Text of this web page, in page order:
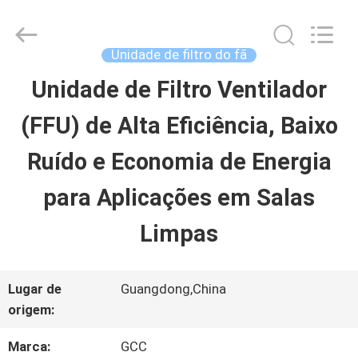
INÍCIO
PRODUTOS
VÍDEOS
NÓS
Cleanroom
Reserved.
Unidade de filtro do fã
Unidade de Filtro Ventilador
(FFU) de Alta Eficiência, Baixo
Ruído e Economia de Energia
para Aplicações em Salas
Limpas
Lugar de
origem:
Guangdong,China
Marca: GCC